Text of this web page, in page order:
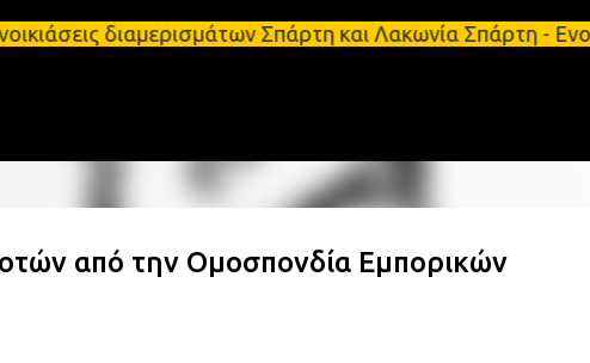
Μετάβαση στο κύριο περιεχόμενο
διαμερισμάτων Σπάρτη και Λακωνία Σπάρτη -
από την Ομοσπονδία Εμπορικών